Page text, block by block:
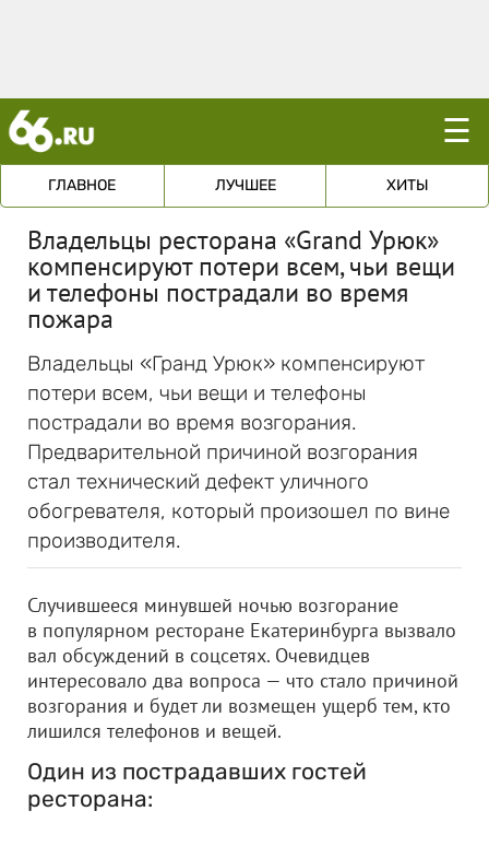
☰
ГЛАВНОЕ ЛУЧШЕЕ ХИТЫ
Владельцы ресторана «Grand Урюк»
компенсируют потери всем, чьи вещи
и телефоны пострадали во время
пожара
Владельцы «Гранд Урюк» компенсируют
потери всем, чьи вещи и телефоны
пострадали во время возгорания.
Предварительной причиной возгорания
стал технический дефект уличного
обогревателя, который произошел по вине
производителя.
Случившееся минувшей ночью возгорание
в популярном ресторане Екатеринбурга вызвало
вал обсуждений в соцсетях. Очевидцев
интересовало два вопроса — что стало причиной
возгорания и будет ли возмещен ущерб тем, кто
лишился телефонов и вещей.
Один из пострадавших гостей
ресторана: